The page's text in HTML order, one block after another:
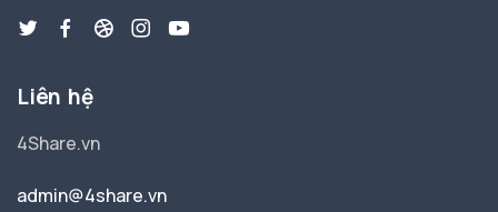
Liên hệ
4Share.vn
admin@4share.vn